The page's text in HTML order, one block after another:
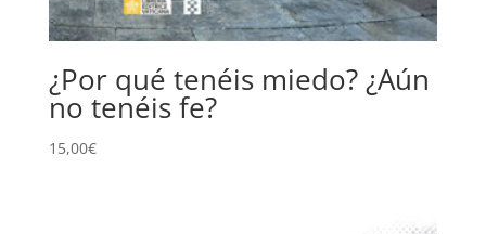
¿Por qué tenéis miedo? ¿Aún
no tenéis fe?
15,00€